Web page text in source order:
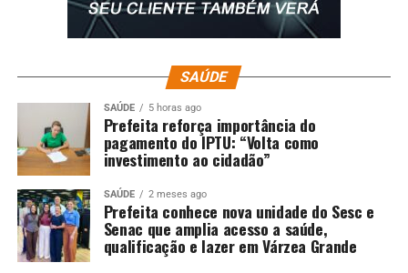
SAÚDE
SAÚDE 5 horas ago
Prefeita reforça importância do
pagamento do IPTU: “Volta como
investimento ao cidadão”
SAÚDE 2 meses ago
Prefeita conhece nova unidade do Sesc e
Senac que amplia acesso a saúde,
qualificação e lazer em Várzea Grande